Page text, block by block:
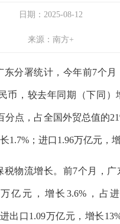
日期：2025-08-12
来源：南方+
分署统计，今年前7个月
币，较去年同期（下同）
分点，占全国外贸总值的
1.7%；进口1.96万亿元，增
物流增长。前7个月，广
亿元，增长3.6%，占
出口1.09万亿元，增长